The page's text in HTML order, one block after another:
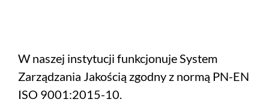
W naszej instytucji funkcjonuje System
Zarządzania Jakością zgodny z normą PN-EN
ISO 9001:2015-10.